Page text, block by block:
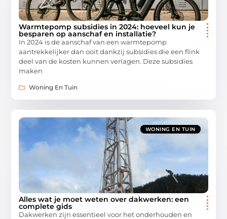
Warmtepomp subsidies in 2024: hoeveel kun je
besparen op aanschaf en installatie?
In 2024 is de aanschaf van een warmtepomp
aantrekkelijker dan ooit dankzij subsidies die een flink
deel van de kosten kunnen verlagen. Deze subsidies
maken
Woning En Tuin
WONING EN TUIN
Alles wat je moet weten over dakwerken: een
complete gids
Dakwerken zijn essentieel voor het onderhouden en